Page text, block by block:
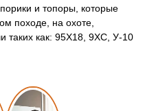
и топоры, которые
походе, на охоте,
таких как: 95Х18, 9ХС, У-10